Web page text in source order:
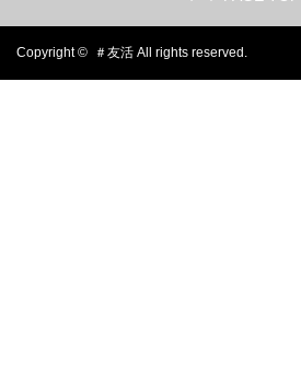
Copyright © ＃友活 All rights reserved.